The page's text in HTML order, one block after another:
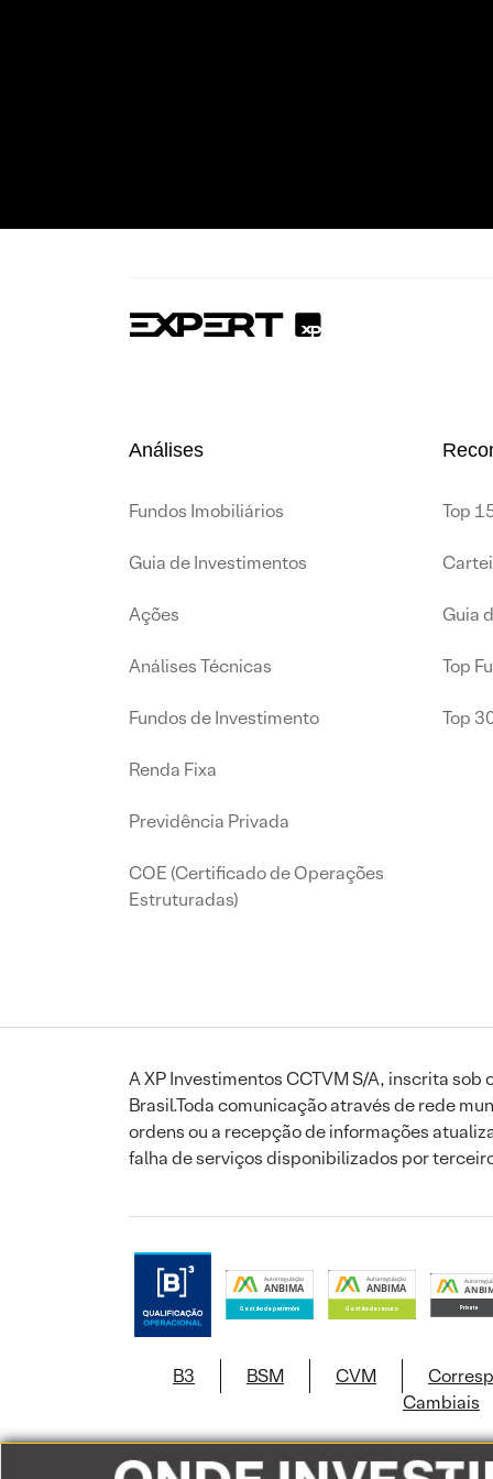
Análises
Fundos Imobiliários
Guia de Investimentos
Ações
Análises Técnicas
Fundos de Investimento
Renda Fixa
Previdência Privada
COE (Certificado de Operações
Estruturadas)
Top
Guia
Top
Top
A XP Investimentos CCTVM S/A, inscrita
Brasil.Toda comunicação através de rede
ordens ou a recepção de informações
falha de serviços disponibilizados por
B3 BSM CVM
Cambiais